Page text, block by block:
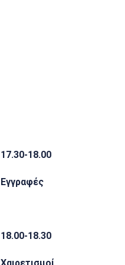
17.30-18.00
Εγγραφές
18.00-18.30